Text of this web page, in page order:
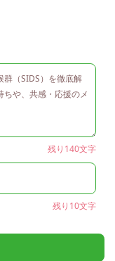
残り140文字
残り10文字